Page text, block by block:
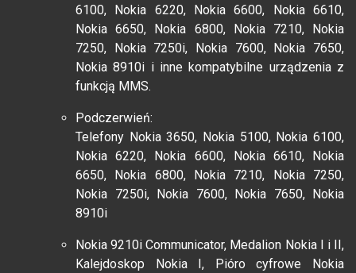
6100, Nokia 6220, Nokia 6600, Nokia 6610,
Nokia 6650, Nokia 6800, Nokia 7210, Nokia
7250, Nokia 7250i, Nokia 7600, Nokia 7650,
Nokia 8910i i inne kompatybilne urządzenia z
funkcją MMS.
Podczerwień:
Telefony Nokia 3650, Nokia 5100, Nokia 6100,
Nokia 6220, Nokia 6600, Nokia 6610, Nokia
6650, Nokia 6800, Nokia 7210, Nokia 7250,
Nokia 7250i, Nokia 7600, Nokia 7650, Nokia
8910i
Nokia 9210i Communicator, Medalion Nokia I i II,
Kalejdoskop Nokia I, Pióro cyfrowe Nokia